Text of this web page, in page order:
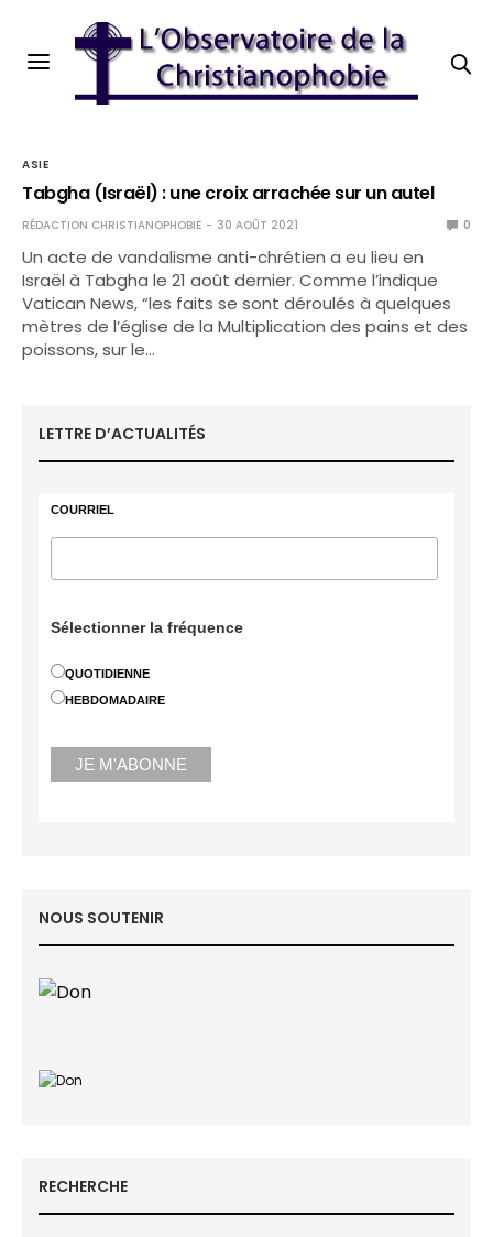
ASIE
Tabgha (Israël) : une croix arrachée sur un autel
RÉDACTION CHRISTIANOPHOBIE 30 AOÛT 2021 0
Un acte de vandalisme anti-chrétien a eu lieu en
Israël à Tabgha le 21 août dernier. Comme l’indique
Vatican News, “les faits se sont déroulés à quelques
mètres de l’église de la Multiplication des pains et des
poissons, sur le…
LETTRE D’ACTUALITÉS
COURRIEL
Sélectionner la fréquence
QUOTIDIENNE
HEBDOMADAIRE
NOUS SOUTENIR
RECHERCHE